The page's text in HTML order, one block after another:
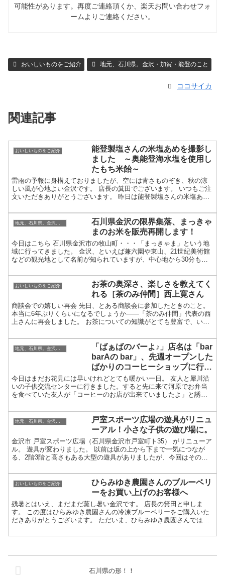
可能性があります。再度ご連絡頂くか、楽天お問い合わせフォ
ームよりご連絡ください。
おいしいものをご紹介 地元、石川県。金沢・加賀・能登のこと
ココサイカ
関連記事
おいしいものをご紹介
能登製塩さんの米塩あめを撮影し
ました ～奥能登海水塩を使用し
たもち米飴～
雷雨の予報に身構えておりましたが、空には青さものぞき、秋の涼
しい風が心地よい金沢です。 店長の箕田でございます。 いつもご注
文いただきありがとうございます。 昨日は能登製塩さんの米塩あ
地元、石川県。金沢・加賀・能登のこと
石川県金沢の限界集落、まっきゃ
まのお米を販売再開します！
今日はこちら 石川県金沢市の牧山町・・・「まっきゃま」という地
域に行ってきました。 金沢、といえば兼六園や東山、21世紀美術館
などの観光地として名前が知られていますが、中心地から30分も車
おいしいものをご紹介
お茶の奥深さ、楽しさを教えてく
れる［茶のみ仲間］西上寛さん
商談会での嬉しい再会 先日、とある商談会に参加したときのこと。
本当に6年ぶりくらいになるでしょうか――「茶のみ仲間」代表の西
上さんに再会しました。 お茶についての知識がとても豊富で、いつ
「ばぁばのバーよ♪」店名は「bar
barAの bar」、先週オープンした
ばかりのコーヒーショップに行っ
てみました
今日はまだお花見には早いけれどとても暖かい一日。 友人と犀川沿
いの子供交流センターに行きました。すると先に来て河原でお弁当
を食べていた友人が「コーヒーのお店が出来ていましたよ」と誘っ
戸室スポーツ広場の遊具がリニュ
ーアル！小さな子供の遊び場に。
金沢市 戸室スポーツ広場（石川県金沢市戸室町ト35） がリニューア
ル。 遊具が変わりました。 以前は坂の上から下まで一気につなが
る、2階3階と高さもある大型の遊具がありましたが、今回はその姿
おいしいものをご紹介
ひらみゆき農園さんのブルーベリ
ーをお買い上げのお客様へ
残暑とはいえ、まだまだ蒸し暑い金沢です。 店長の箕田と申しま
す。 この度はひらみゆき農園さんの冷凍ブルーベリーをご購入いた
だきありがとうございます。 ただいま、ひらみゆき農園さんでは収
石川県の形！！